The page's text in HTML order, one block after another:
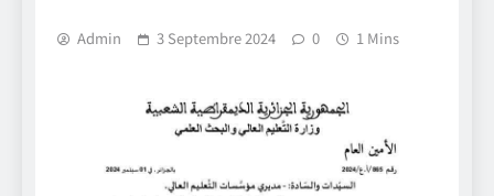
Admin 3 Septembre 2024 0 1 Mins